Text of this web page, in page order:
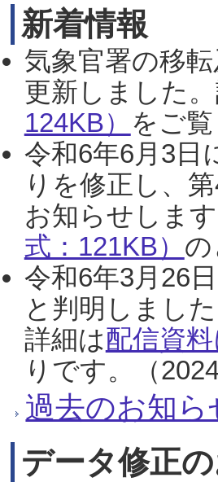
新着情報
気象官署の移
更新しました
124KB） をご
令和6年6月3日
りを修正し、
お知らせしま
式：121KB）
令和6年3月26
と判明しまし
詳細は配信資
りです。（
過去のお知ら
データ修正